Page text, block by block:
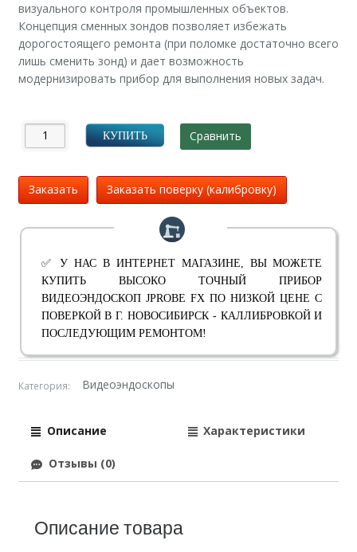
визуального контроля промышленных объектов.
Концепция сменных зондов позволяет избежать
дорогостоящего ремонта (при поломке достаточно всего
лишь сменить зонд) и дает возможность
модернизировать прибор для выполнения новых задач.
КУПИТЬ Сравнить
Заказать Заказать поверку (калибровку)
✅ У НАС В ИНТЕРНЕТ МАГАЗИНЕ, ВЫ МОЖЕТЕ
КУПИТЬ ВЫСОКО ТОЧНЫЙ ПРИБОР
ВИДЕОЭНДОСКОП JPROBE FX ПО НИЗКОЙ ЦЕНЕ С
ПОВЕРКОЙ В Г. НОВОСИБИРСК - КАЛЛИБРОВКОЙ И
ПОСЛЕДУЮЩИМ РЕМОНТОМ!
Категория: Видеоэндоскопы
Описание Характеристики
Отзывы (0)
Описание товара